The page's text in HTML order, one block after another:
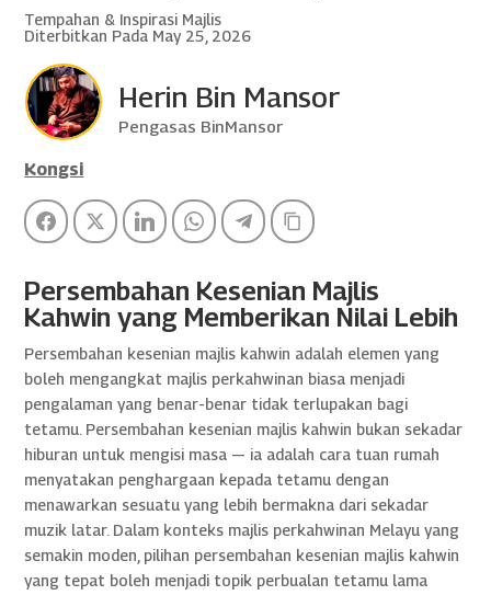
Tempahan & Inspirasi Majlis
Diterbitkan Pada May 25, 2026
Herin Bin Mansor
Pengasas BinMansor
Kongsi
FacebookTwitter LinkedInWhatsAppTelegramCopy Link
Persembahan Kesenian Majlis
Kahwin yang Memberikan Nilai Lebih
Persembahan kesenian majlis kahwin adalah elemen yang
boleh mengangkat majlis perkahwinan biasa menjadi
pengalaman yang benar-benar tidak terlupakan bagi
tetamu. Persembahan kesenian majlis kahwin bukan sekadar
hiburan untuk mengisi masa — ia adalah cara tuan rumah
menyatakan penghargaan kepada tetamu dengan
menawarkan sesuatu yang lebih bermakna dari sekadar
muzik latar. Dalam konteks majlis perkahwinan Melayu yang
semakin moden, pilihan persembahan kesenian majlis kahwin
yang tepat boleh menjadi topik perbualan tetamu lama